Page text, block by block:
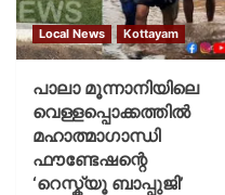
Local News Kottayam
പാലാ മൂന്നാനിയിലെ
വെള്ളപ്പൊക്കത്തിൽ
മഹാത്മാഗാന്ധി
ഫൗണ്ടേഷന്റെ
‘റെസ്ക്യൂ ബാപ്പുജി’